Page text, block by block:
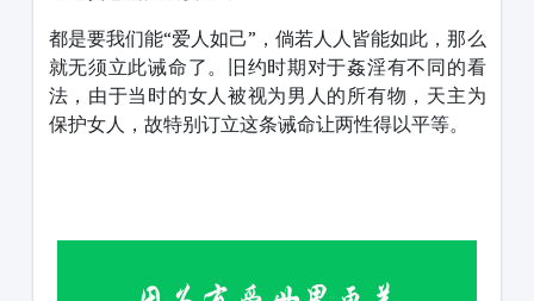
都是要我们能“爱人如己”，倘若人人皆能如此，那么
就无须立此诫命了。旧约时期对于姦淫有不同的看
法，由于当时的女人被视为男人的所有物，天主为
保护女人，故特别订立这条诫命让两性得以平等。